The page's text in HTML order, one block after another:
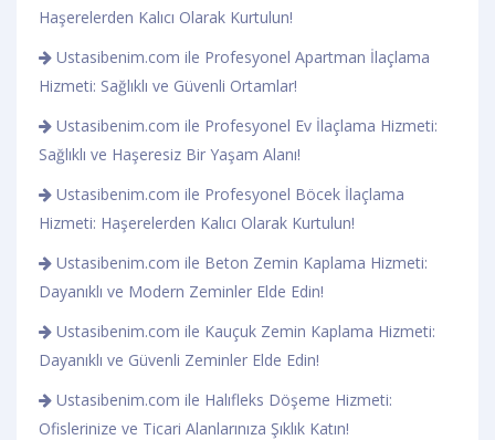
Haşerelerden Kalıcı Olarak Kurtulun!
Ustasibenim.com ile Profesyonel Apartman İlaçlama
Hizmeti: Sağlıklı ve Güvenli Ortamlar!
Ustasibenim.com ile Profesyonel Ev İlaçlama Hizmeti:
Sağlıklı ve Haşeresiz Bir Yaşam Alanı!
Ustasibenim.com ile Profesyonel Böcek İlaçlama
Hizmeti: Haşerelerden Kalıcı Olarak Kurtulun!
Ustasibenim.com ile Beton Zemin Kaplama Hizmeti:
Dayanıklı ve Modern Zeminler Elde Edin!
Ustasibenim.com ile Kauçuk Zemin Kaplama Hizmeti:
Dayanıklı ve Güvenli Zeminler Elde Edin!
Ustasibenim.com ile Halıfleks Döşeme Hizmeti:
Ofislerinize ve Ticari Alanlarınıza Şıklık Katın!